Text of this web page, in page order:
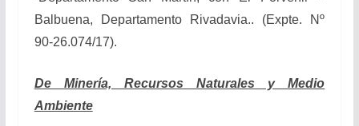
Balbuena, Departamento Rivadavia.. (Expte. Nº
90-26.074/17).
De Minería, Recursos Naturales y Medio
Ambiente